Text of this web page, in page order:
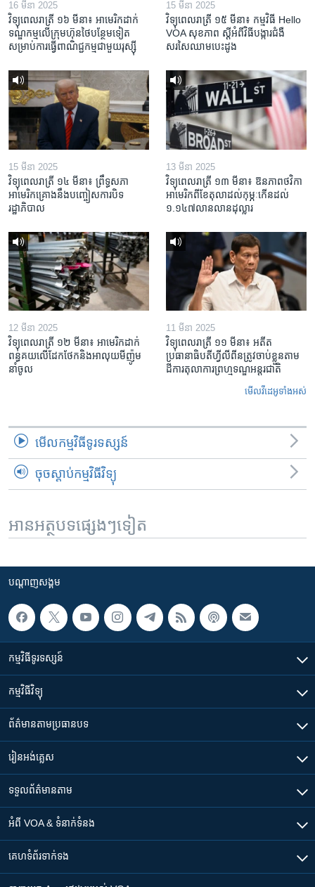
16 មីនា 2025
វិទ្យុពេលរាត្រី ១៦ មីនា៖ អាមេរិក​ដាក់​
ទណ្ឌកម្ម​លើ​ក្រុមហ៊ុន​ថៃ​បន្ថែម​ទៀត​
សម្រាប់​ការ​ធ្វើ​ពាណិជ្ជកម្ម​ជាមួយ​រុស្ស៊ី
15 មីនា 2025
វិទ្យុពេលរាត្រី ១៥ មីនា៖ កម្មវិធី ​Hello
VOA សុខភាព ស្ដី​អំពី​វិធី​បង្ការ​ជំងឺ​
សរសៃ​ឈាម​បេះដូង
15 មីនា 2025
វិទ្យុពេលរាត្រី ១៤ មីនា៖ ព្រឹទ្ធសភា
អាមេរិកគ្រោងនឹងបញ្ចៀសការបិទ
រដ្ឋាភិបាល
13 មីនា 2025
វិទ្យុពេលរាត្រី ១៣ មីនា៖ ឱនភាព​ថវិកា​
អាមេរិក​ពី​ខែ​តុលា​ដល់​កុម្ភៈ​កើន​ដល់​
១.១៤៧​លានលាន​ដុល្លារ
12 មីនា 2025
វិទ្យុពេលរាត្រី ១២ មីនា៖ អាមេរិក​ដាក់​
ពន្ធគយ​លើ​ដែកថែក​និង​អាលុយ​មីញ៉ូម​
នាំចូល
11 មីនា 2025
វិទ្យុពេលរាត្រី ១១ មីនា៖ អតីត​
ប្រធានាធិបតីហ្វីលីពីន​ត្រូវ​ចាប់ខ្លួនតាម
ដីការ​តុលាការ​ព្រហ្មទណ្ឌ​អន្តរជាតិ
មើល​វីដេអូ​ទាំង​អស់
មើល​កម្មវិធី​ទូរទស្សន៍
ចុចស្តាប់កម្មវិធីវិទ្យុ
អានអត្ថបទផ្សេងៗទៀត
បណ្តាញ​សង្គម
កម្មវិធី​ទូរទស្សន៍
កម្មវិធី​វិទ្យុ
ព័ត៌មាន​តាមប្រធានបទ​
រៀន​​អង់គ្លេស
ទទួល​ព័ត៌មាន​តាម
អំពី​ VOA & ទំនាក់ទំនង
គេហទំព័រ​​ទាក់ទង